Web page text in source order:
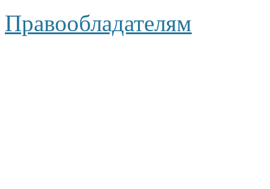
Правообладателям